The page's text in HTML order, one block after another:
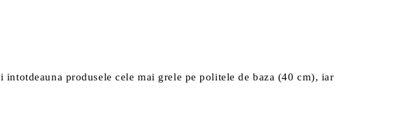
produsele cele mai grele pe politele de baza (40 cm), iar